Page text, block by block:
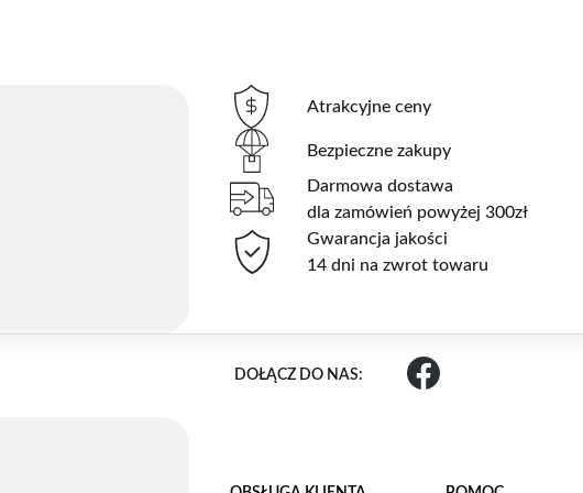
Atrakcyjne ceny
Bezpieczne zakupy
Darmowa dostawa
dla zamówień powyżej 300zł
Gwarancja jakości
14 dni na zwrot towaru
DOŁĄCZ DO NAS: